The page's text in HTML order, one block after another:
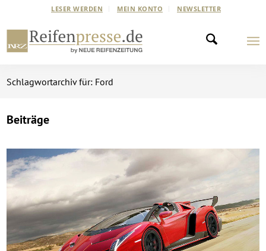
LESER WERDEN MEIN KONTO NEWSLETTER
Schlagwortarchiv für: Ford
Beiträge